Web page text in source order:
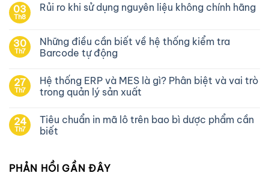
03
Th8
Rủi ro khi sử dụng nguyên liệu không chính hãng
30
Th7
Những điều cần biết về hệ thống kiểm tra
Barcode tự động
27
Th7
Hệ thống ERP và MES là gì? Phân biệt và vai trò
trong quản lý sản xuất
24
Th7
Tiêu chuẩn in mã lô trên bao bì dược phẩm cần
biết
PHẢN HỒI GẦN ĐÂY